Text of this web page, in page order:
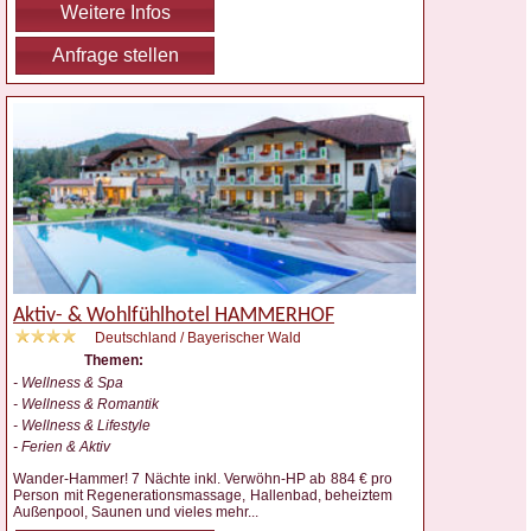
Weitere Infos
Anfrage stellen
Aktiv- & Wohlfühlhotel HAMMERHOF
Deutschland / Bayerischer Wald
Themen:
- Wellness & Spa
- Wellness & Romantik
- Wellness & Lifestyle
- Ferien & Aktiv
Wander-Hammer! 7 Nächte inkl. Verwöhn-HP ab 884 € pro
Person mit Regenerationsmassage, Hallenbad, beheiztem
Außenpool, Saunen und vieles mehr...